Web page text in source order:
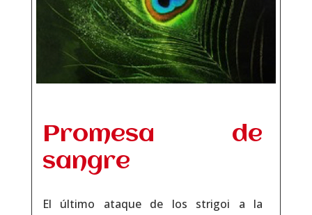
Promesa de
sangre
El último ataque de los strigoi a la